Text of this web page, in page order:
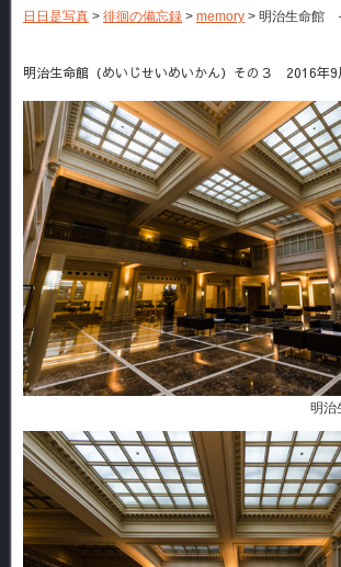
日日是写真 > 徘徊の備忘録 > memory > 明治生命館
明治生命館（めいじせいめいかん）その３ 2016年9
明治